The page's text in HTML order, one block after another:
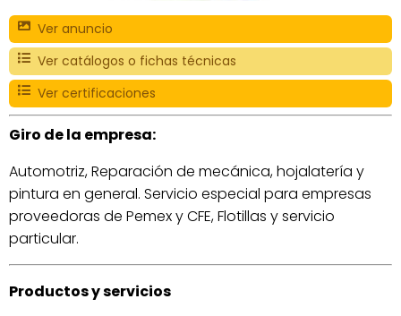
Ver anuncio
Ver catálogos o fichas técnicas
Ver certificaciones
Giro de la empresa:
Automotriz, Reparación de mecánica, hojalatería y
pintura en general. Servicio especial para empresas
proveedoras de Pemex y CFE, Flotillas y servicio
particular.
Productos y servicios